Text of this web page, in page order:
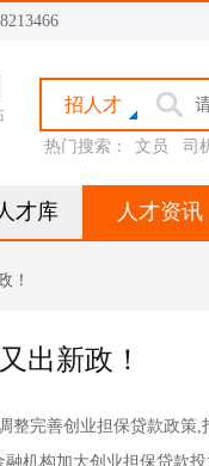
招人才
热门搜索： 文员 司
才库 人才资讯
！
出新政！
完善创业担保贷款政策,
机构加大创业担保贷款